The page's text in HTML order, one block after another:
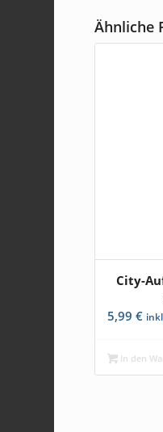
Ähnliche
City-
5,99€
In den